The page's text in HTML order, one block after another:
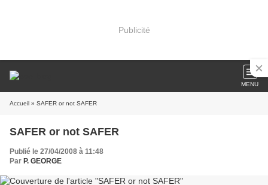
Publicité
MENU
Accueil » SAFER or not SAFER
SAFER or not SAFER
Publié le 27/04/2008 à 11:48
Par P. GEORGE